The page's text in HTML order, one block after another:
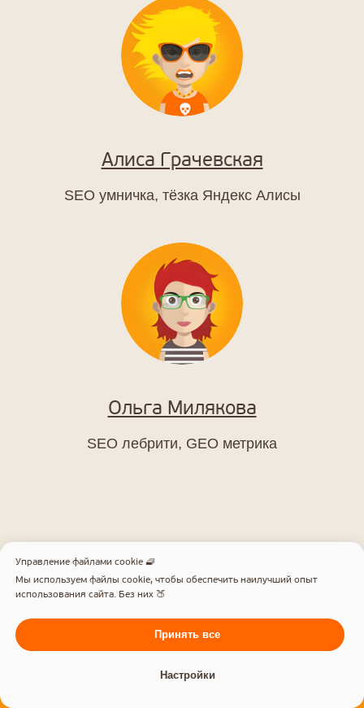
Алиса Грачевская
SEO умничка, тёзка Яндекс Алисы
Ольга Милякова
SEO лебрити, GEO метрика
Управление файлами cookie 🧇
Мы используем файлы cookie, чтобы обеспечить наилучший опыт
использования сайта. Без них 🍑
Принять все
Настройки